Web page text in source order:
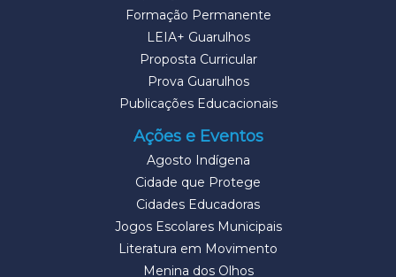
Formação Permanente
LEIA+ Guarulhos
Proposta Curricular
Prova Guarulhos
Publicações Educacionais
Ações e Eventos
Agosto Indígena
Cidade que Protege
Cidades Educadoras
Jogos Escolares Municipais
Literatura em Movimento
Menina dos Olhos